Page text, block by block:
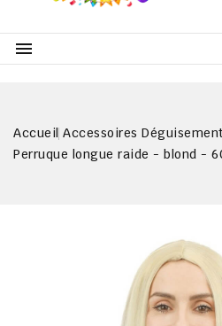

Accueil Accessoires
Perruque longue raide - blond -